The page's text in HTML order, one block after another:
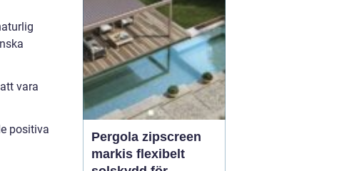
vara
positiva
Pergola zipscreen
markis flexibelt